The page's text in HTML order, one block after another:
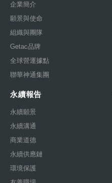
企業簡介
願景與使命
組織與團隊
Getac品牌
全球營運據點
聯華神通集團
永續報告
永續願景
永續溝通
商業道德
永續供應鏈
環境保護